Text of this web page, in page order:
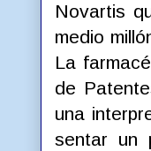
Novartis
medio
La
de
una
sentar un